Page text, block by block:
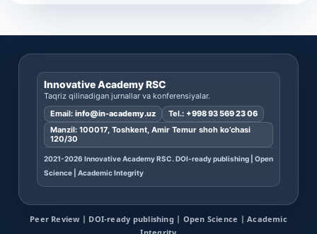
Innovative Academy RSC
Taqriz qilinadigan jurnallar va konferensiyalar.
Email: info@in-academy.uz Tel.: +998 93 569 23 06
Manzil: 100017, Toshkent, Amir Temur shoh ko’chasi
120/30
2021-2026 Innovative Academy RSC. DOI-ready publishing | Open
Science | Academic Integrity